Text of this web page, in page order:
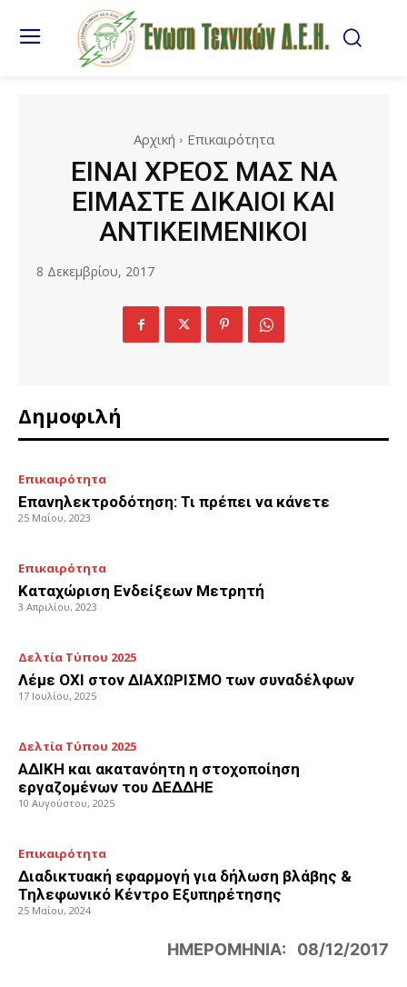
Αρχική Επικαιρότητα
ΕΙΝΑΙ ΧΡΕΟΣ ΜΑΣ ΝΑ
ΕΙΜΑΣΤΕ ΔΙΚΑΙΟΙ ΚΑΙ
ΑΝΤΙΚΕΙΜΕΝΙΚΟΙ
8 Δεκεμβρίου, 2017
Δημοφιλή
Επικαιρότητα
Επανηλεκτροδότηση: Τι πρέπει να κάνετε
25 Μαΐου, 2023
Επικαιρότητα
Καταχώριση Ενδείξεων Μετρητή
3 Απριλίου, 2023
Δελτία Τύπου 2025
Λέμε ΟΧΙ στον ΔΙΑΧΩΡΙΣΜΟ των συναδέλφων
17 Ιουλίου, 2025
Δελτία Τύπου 2025
ΑΔΙΚΗ και ακατανόητη η στοχοποίηση
εργαζομένων του ΔΕΔΔΗΕ
10 Αυγούστου, 2025
Επικαιρότητα
Διαδικτυακή εφαρμογή για δήλωση βλάβης &
Τηλεφωνικό Κέντρο Εξυπηρέτησης
25 Μαΐου, 2024
ΗΜΕΡΟΜΗΝΙΑ: 08/12/2017